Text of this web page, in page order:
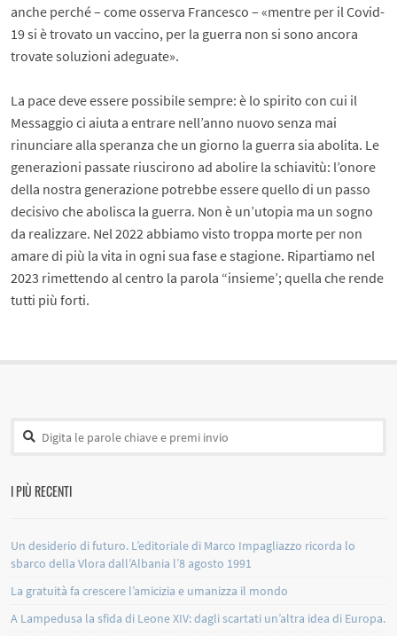
anche perché – come osserva Francesco – «mentre per il Covid-
19 si è trovato un vaccino, per la guerra non si sono ancora
trovate soluzioni adeguate».
La pace deve essere possibile sempre: è lo spirito con cui il
Messaggio ci aiuta a entrare nell’anno nuovo senza mai
rinunciare alla speranza che un giorno la guerra sia abolita. Le
generazioni passate riuscirono ad abolire la schiavitù: l’onore
della nostra generazione potrebbe essere quello di un passo
decisivo che abolisca la guerra. Non è un’utopia ma un sogno
da realizzare. Nel 2022 abbiamo visto troppa morte per non
amare di più la vita in ogni sua fase e stagione. Ripartiamo nel
2023 rimettendo al centro la parola “insieme’; quella che rende
tutti più forti.
I PIÙ RECENTI
Un desiderio di futuro. L’editoriale di Marco Impagliazzo ricorda lo
sbarco della Vlora dall’Albania l’8 agosto 1991
La gratuità fa crescere l’amicizia e umanizza il mondo
A Lampedusa la sfida di Leone XIV: dagli scartati un’altra idea di Europa.